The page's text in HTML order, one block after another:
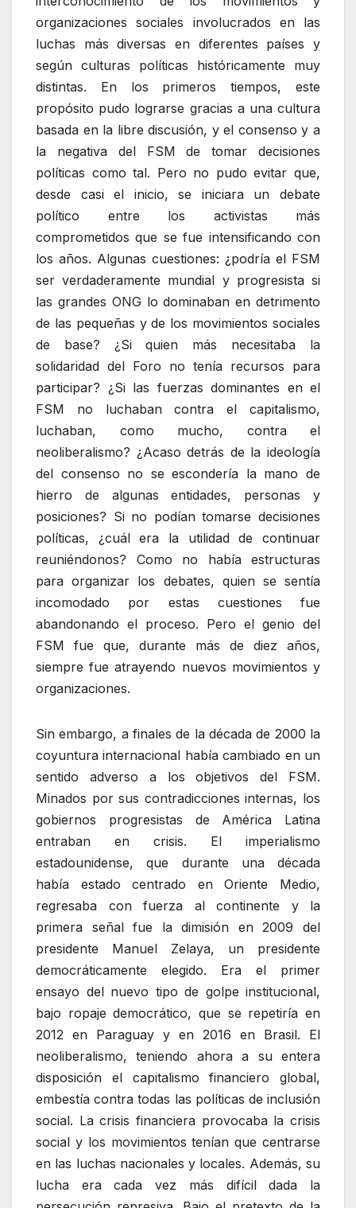
organizaciones sociales involucrados en las
luchas más diversas en diferentes países y
según culturas políticas históricamente muy
distintas. En los primeros tiempos, este
propósito pudo lograrse gracias a una cultura
basada en la libre discusión, y el consenso y a
la negativa del FSM de tomar decisiones
políticas como tal. Pero no pudo evitar que,
desde casi el inicio, se iniciara un debate
político entre los activistas más
comprometidos que se fue intensificando con
los años. Algunas cuestiones: ¿podría el FSM
ser verdaderamente mundial y progresista si
las grandes ONG lo dominaban en detrimento
de las pequeñas y de los movimientos sociales
de base? ¿Si quien más necesitaba la
solidaridad del Foro no tenía recursos para
participar? ¿Si las fuerzas dominantes en el
FSM no luchaban contra el capitalismo,
luchaban, como mucho, contra el
neoliberalismo? ¿Acaso detrás de la ideología
del consenso no se escondería la mano de
hierro de algunas entidades, personas y
posiciones? Si no podían tomarse decisiones
políticas, ¿cuál era la utilidad de continuar
reuniéndonos? Como no había estructuras
para organizar los debates, quien se sentía
incomodado por estas cuestiones fue
abandonando el proceso. Pero el genio del
FSM fue que, durante más de diez años,
siempre fue atrayendo nuevos movimientos y
organizaciones.
Sin embargo, a finales de la década de 2000 la
coyuntura internacional había cambiado en un
sentido adverso a los objetivos del FSM.
Minados por sus contradicciones internas, los
gobiernos progresistas de América Latina
entraban en crisis. El imperialismo
estadounidense, que durante una década
había estado centrado en Oriente Medio,
regresaba con fuerza al continente y la
primera señal fue la dimisión en 2009 del
presidente Manuel Zelaya, un presidente
democráticamente elegido. Era el primer
ensayo del nuevo tipo de golpe institucional,
bajo ropaje democrático, que se repetiría en
2012 en Paraguay y en 2016 en Brasil. El
neoliberalismo, teniendo ahora a su entera
disposición el capitalismo financiero global,
embestía contra todas las políticas de inclusión
social. La crisis financiera provocaba la crisis
social y los movimientos tenían que centrarse
en las luchas nacionales y locales. Además, su
lucha era cada vez más difícil dada la